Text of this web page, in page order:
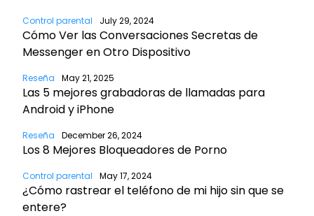
Control parental July 29, 2024
Cómo Ver las Conversaciones Secretas de
Messenger en Otro Dispositivo
Reseña May 21, 2025
Las 5 mejores grabadoras de llamadas para
Android y iPhone
Reseña December 26, 2024
Los 8 Mejores Bloqueadores de Porno
Control parental May 17, 2024
¿Cómo rastrear el teléfono de mi hijo sin que se
entere?